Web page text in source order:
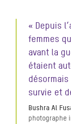
« Depuis
femmes
avant la
étaient
survie et
Bushra Al
photographe